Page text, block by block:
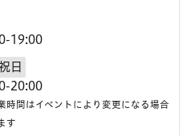
19:00
日
20:00
時間はイベントにより変更になる場合
す